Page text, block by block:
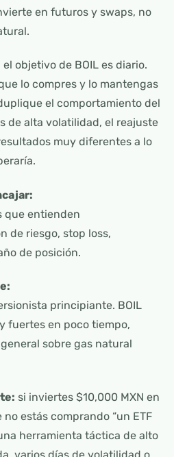
en futuros y swaps, no
objetivo de BOIL es diario.
lo compres y lo mantengas
el comportamiento del
de alta volatilidad, el reajuste
muy diferentes a lo
que entienden
de riesgo, stop loss,
de posición.
principiante. BOIL
fuertes en poco tiempo,
sobre gas natural
si inviertes $10,000 MXN en
estás comprando “un ETF
herramienta táctica de alto